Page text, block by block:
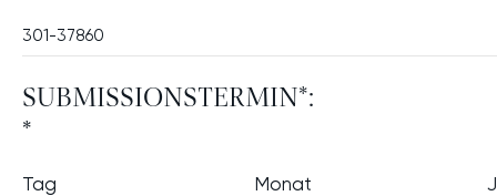
Werte
SUBMISSIONSTERMIN*:
*
Tag Monat